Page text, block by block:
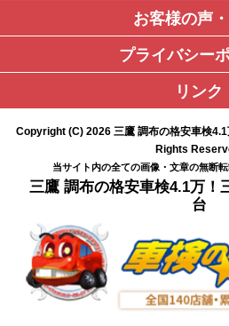
お客様の声
プライバシー
リンク
Copyright (C) 2026 三鷹 調布の格安車検
Rights
当サイト内の全ての画像・文章の無断
三鷹 調布の格安車検4.1万！
台